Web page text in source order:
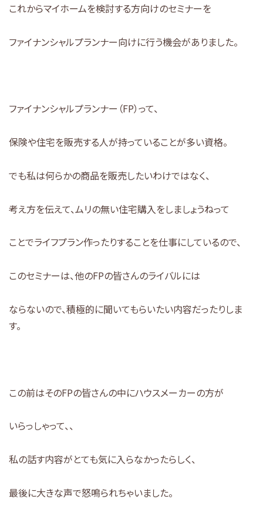
これからマイホームを検討する方向けのセミナーを
ファイナンシャルプランナー向けに行う機会がありました。
ファイナンシャルプランナー（FP）って、
保険や住宅を販売する人が持っていることが多い資格。
でも私は何らかの商品を販売したいわけではなく、
考え方を伝えて、ムリの無い住宅購入をしましょうねって
ことでライフプラン作ったりすることを仕事にしているので、
このセミナーは、他のFPの皆さんのライバルには
ならないので、積極的に聞いてもらいたい内容だったりしま
す。
この前はそのFPの皆さんの中にハウスメーカーの方が
いらっしゃって、、
私の話す内容がとても気に入らなかったらしく、
最後に大きな声で怒鳴られちゃいました。